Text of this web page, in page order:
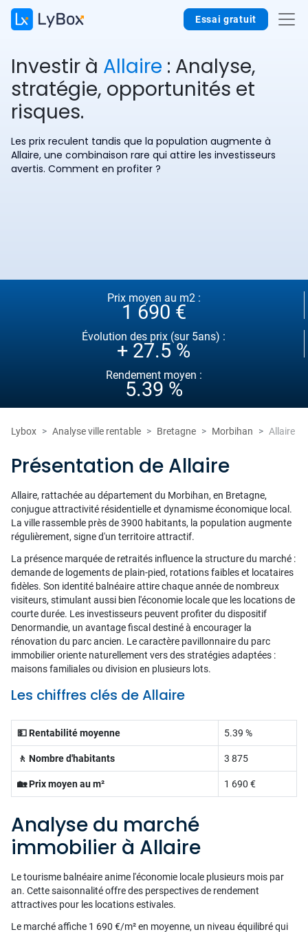
Essai gratuit
Investir à Allaire : Analyse,
stratégie, opportunités et
risques.
Les prix reculent tandis que la population augmente à
Allaire, une combinaison rare qui attire les investisseurs
avertis. Comment en profiter ?
Prix moyen au m2 :
1 690 €
Évolution des prix (sur 5ans) :
+ 27.5 %
Rendement moyen :
5.39 %
Lybox Analyse ville rentable Bretagne Morbihan Allaire
Présentation de Allaire
Allaire, rattachée au département du Morbihan, en Bretagne,
conjugue attractivité résidentielle et dynamisme économique local.
La ville rassemble près de 3900 habitants, la population augmente
régulièrement, signe d'un territoire attractif.
La présence marquée de retraités influence la structure du marché :
demande de logements de plain-pied, rotations faibles et locataires
fidèles. Son identité balnéaire attire chaque année de nombreux
visiteurs, stimulant aussi bien l'économie locale que les locations de
courte durée. Les investisseurs peuvent profiter du dispositif
Denormandie, un avantage fiscal destiné à encourager la
rénovation du parc ancien. Le caractère pavillonnaire du parc
immobilier oriente naturellement vers des stratégies adaptées :
maisons familiales ou division en plusieurs lots.
Les chiffres clés de Allaire
💵 Rentabilité moyenne 5.39 %
🚶 Nombre d'habitants 3 875
🏡 Prix moyen au m² 1 690 €
Analyse du marché
immobilier à Allaire
Le tourisme balnéaire anime l'économie locale plusieurs mois par
an. Cette saisonnalité offre des perspectives de rendement
attractives pour les locations estivales.
Le marché affiche 1 690 €/m² en moyenne, un niveau équilibré qui